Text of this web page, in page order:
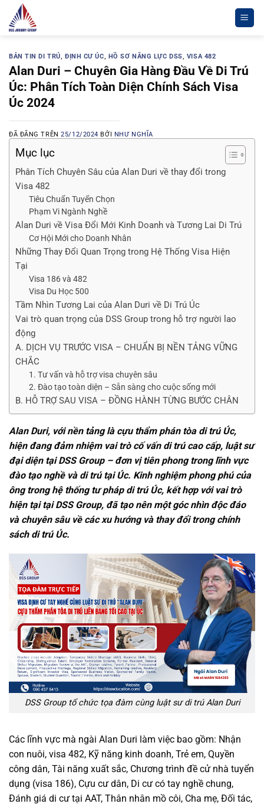
Chuyển
đến
dungBẢN TIN DI TRÚ, ĐỊNH CƯ ÚC, HỒ SƠ NĂNG LỰC DSS, VISA 482
Alan Duri – Chuyên Gia Hàng Đầu Về Di Trú
Úc: Phân Tích Toàn Diện Chính Sách Visa
Úc 2024
ĐÃ ĐĂNG TRÊN25/12/2024 BỞI NHƯ NGHĨA
Mục lục
Phân Tích Chuyên Sâu của Alan Duri về thay đổi trong
Visa 482
Tiêu Chuẩn Tuyển Chọn
Phạm Vi Ngành Nghề
Alan Duri về Visa Đổi Mới Kinh Doanh và Tương Lai Di Trú
Cơ Hội Mới cho Doanh Nhân
Những Thay Đổi Quan Trọng trong Hệ Thống Visa Hiện
Tại
Visa 186 và 482
Visa Du Học 500
Tầm Nhìn Tương Lai của Alan Duri về Di Trú Úc
Vai trò quan trọng của DSS Group trong hỗ trợ người lao
động
A. DỊCH VỤ TRƯỚC VISA – CHUẨN BỊ NỀN TẢNG VỮNG
CHẮC
1. Tư vấn và hỗ trợ visa chuyên sâu
2. Đào tạo toàn diện – Sẵn sàng cho cuộc sống mới
B. HỖ TRỢ SAU VISA – ĐỒNG HÀNH TỪNG BƯỚC CHÂN
Alan Duri, với nền tảng là cựu thẩm phán tòa di trú Úc,
hiện đang đảm nhiệm vai trò cố vấn di trú cao cấp, luật sư
đại diện tại DSS Group – đơn vị tiên phong trong lĩnh vực
đào tạo nghề và di trú tại Úc. Kinh nghiệm phong phú của
ông trong hệ thống tư pháp di trú Úc, kết hợp với vai trò
hiện tại tại DSS Group, đã tạo nên một góc nhìn độc đáo
và chuyên sâu về các xu hướng và thay đổi trong chính
sách di trú Úc.
DSS Group tổ chức tọa đàm cùng luật sư di trú Alan Duri
Các lĩnh vực mà ngài Alan Duri làm việc bao gồm: Nhận
con nuôi, visa 482, Kỹ năng kinh doanh, Trẻ em, Quyền
công dân, Tài năng xuất sắc, Chương trình đề cử nhà tuyển
dụng (visa 186), Cựu cư dân, Di cư có tay nghề chung,
Đánh giá di cư tại AAT, Thân nhân mồ côi, Cha mẹ, Đối tác,